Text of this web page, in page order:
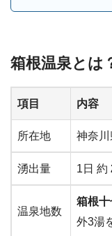
箱根温泉とは
項目 内容
所在地 神奈
湧出量 1日 約
温泉地数
箱根
外3湯